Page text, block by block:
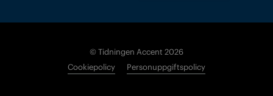
© Tidningen Accent 2026
Cookiepolicy
Personuppgiftspolicy